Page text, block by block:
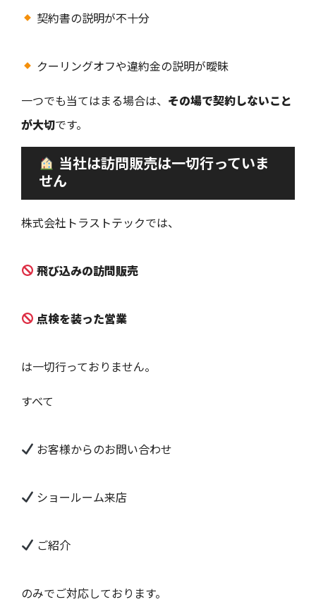
契約書の説明が不十分
クーリングオフや違約金の説明が曖昧
一つでも当てはまる場合は、 その場で契約しないこと
が大切です。
当社は訪問販売は一切行っていま
せん
株式会社トラストテックでは、
飛び込みの訪問販売
点検を装った営業
は一切行っておりません。
すべて
お客様からのお問い合わせ
ショールーム来店
ご紹介
のみでご対応しております。